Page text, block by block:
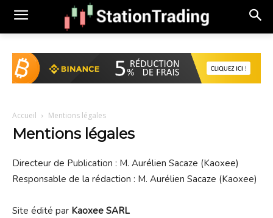
Accueil Mentions légales
Mentions légales
Directeur de Publication : M. Aurélien Sacaze (Kaoxee)
Responsable de la rédaction : M. Aurélien Sacaze (Kaoxee)
Site édité par Kaoxee SARL